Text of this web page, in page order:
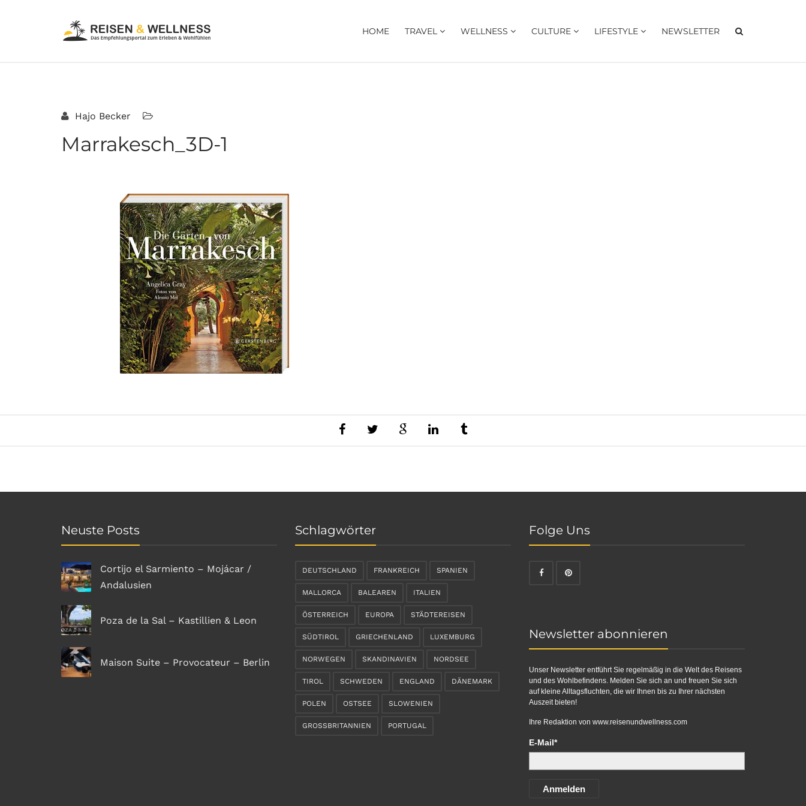
HOME TRAVEL WELLNESS CULTURE LIFESTYLE NEWSLETTER
Hajo Becker
Marrakesch_3D-1
Neuste Posts
Cortijo el Sarmiento – Mojácar /
Andalusien
Poza de la Sal – Kastillien & Leon
Maison Suite – Provocateur – Berlin
Schlagwörter
DEUTSCHLAND FRANKREICH SPANIEN
MALLORCA BALEAREN ITALIEN
ÖSTERREICH EUROPA STÄDTEREISEN
SÜDTIROL GRIECHENLAND LUXEMBURG
NORWEGEN SKANDINAVIEN NORDSEE
TIROL SCHWEDEN ENGLAND DÄNEMARK
POLEN OSTSEE SLOWENIEN
GROSSBRITANNIEN PORTUGAL
Folge Uns
Newsletter abonnieren
Unser Newsletter entführt Sie regelmäßig in die Welt des Reisens
und des Wohlbefindens. Melden Sie sich an und freuen Sie sich
auf kleine Alltagsfluchten, die wir Ihnen bis zu Ihrer nächsten
Auszeit bieten!
Ihre Redaktion von www.reisenundwellness.com
E-Mail*
Anmelden